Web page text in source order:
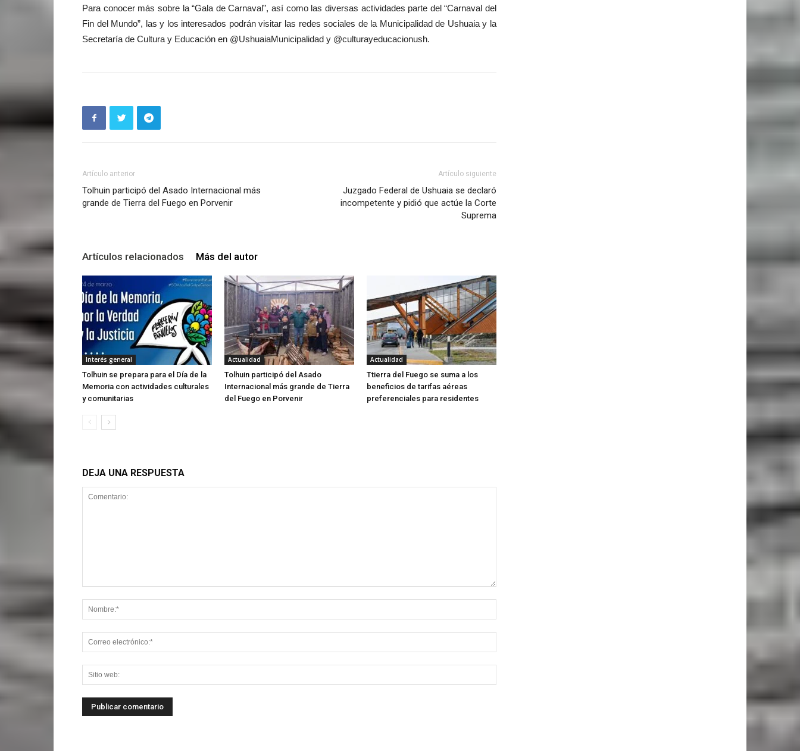
Para conocer más sobre la “Gala de Carnaval”, así como las diversas actividades parte del “Carnaval del
Fin del Mundo”, las y los interesados podrán visitar las redes sociales de la Municipalidad de Ushuaia y la
Secretaría de Cultura y Educación en @UshuaiaMunicipalidad y @culturayeducacionush.
Artículo anterior
Tolhuin participó del Asado Internacional más
grande de Tierra del Fuego en Porvenir
Artículo siguiente
Juzgado Federal de Ushuaia se declaró
incompetente y pidió que actúe la Corte
Suprema
Artículos relacionados Más del autor
Interés general
Tolhuin se prepara para el Día de la
Memoria con actividades culturales
y comunitarias
Actualidad
Tolhuin participó del Asado
Internacional más grande de Tierra
del Fuego en Porvenir
Actualidad
Ttierra del Fuego se suma a los
beneficios de tarifas aéreas
preferenciales para residentes
DEJA UNA RESPUESTA